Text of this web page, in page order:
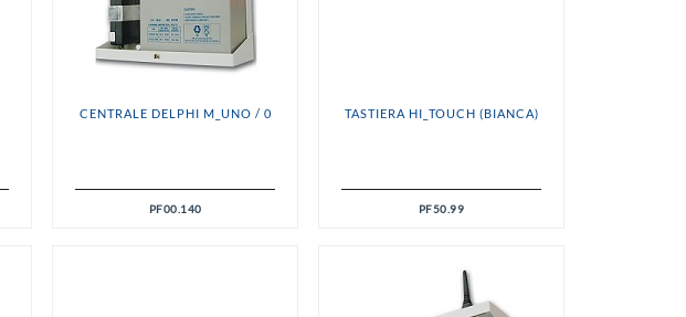
CENTRALE DELPHI M_UNO / 0
PF00.140
TASTIERA HI_TOUCH (BIANCA)
PF50.99